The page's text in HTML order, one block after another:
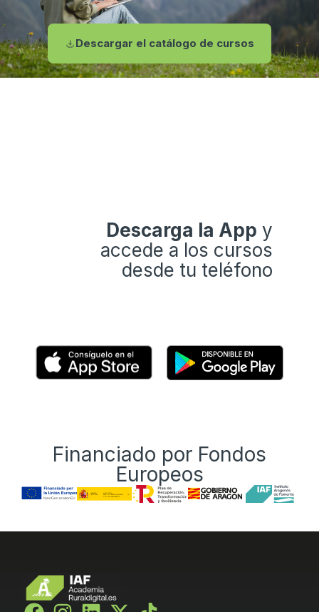
Descargar el catálogo de cursos
Descarga la App y
accede a los cursos
desde tu teléfono
Financiado por Fondos
Europeos